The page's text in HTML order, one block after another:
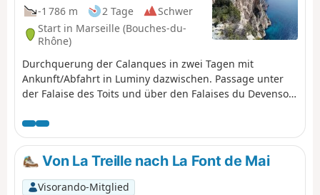
-1 786 m
2 Tage
Schwer
Start in Marseille (Bouches-du-
Rhône)
Durchquerung der Calanques in zwei Tagen mit
Ankunft/Abfahrt in Luminy dazwischen. Passage unter
der Falaise des Toits und über den Falaises du Devenson
Marseilleveyre, Sormiou, Sugiton, En-Vau und Port-Pin.
Sie befinden sich im Nationalpark Calanques, der
besonderen Vorschriften unterliegt . Bei Nichtbeachtung
dieser Vorschriften droht Ihnen eine Geldstrafe von bis
zu 1500 €.
Von La Treille nach La Font de Mai
Visorando-Mitglied